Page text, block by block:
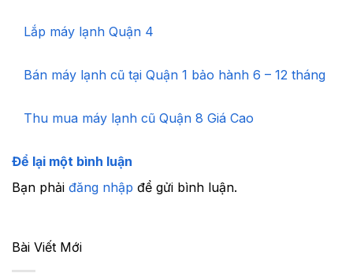
Lắp máy lạnh Quận 4
Bán máy lạnh cũ tại Quận 1 bảo hành 6 – 12 tháng
Thu mua máy lạnh cũ Quận 8 Giá Cao
Để lại một bình luận
Bạn phải đăng nhập để gửi bình luận.
Bài Viết Mới